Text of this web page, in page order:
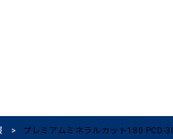
> プレミアムミネラルカット180 PCD-